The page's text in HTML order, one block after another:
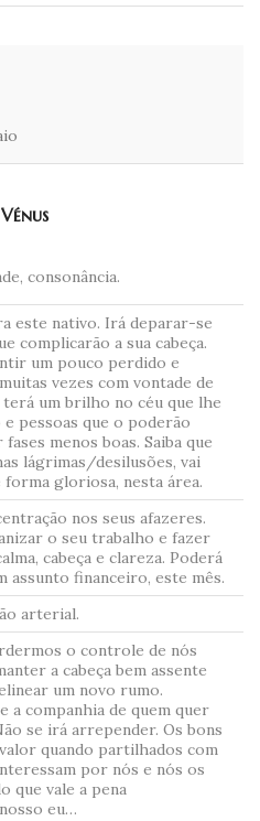
Vénus
consonância.
este nativo. Irá deparar-se
complicarão a sua cabeça.
um pouco perdido e
vezes com vontade de
um brilho no céu que lhe
pessoas que o poderão
menos boas. Saiba que
lágrimas/desilusões, vai
forma gloriosa, nesta área.
nos seus afazeres.
o seu trabalho e fazer
cabeça e clareza. Poderá
assunto financeiro, este mês.
arterial.
o controle de nós
a cabeça bem assente
um novo rumo.
a companhia de quem quer
se irá arrepender. Os bons
quando partilhados com
por nós e nós os
que vale a pena
eu…